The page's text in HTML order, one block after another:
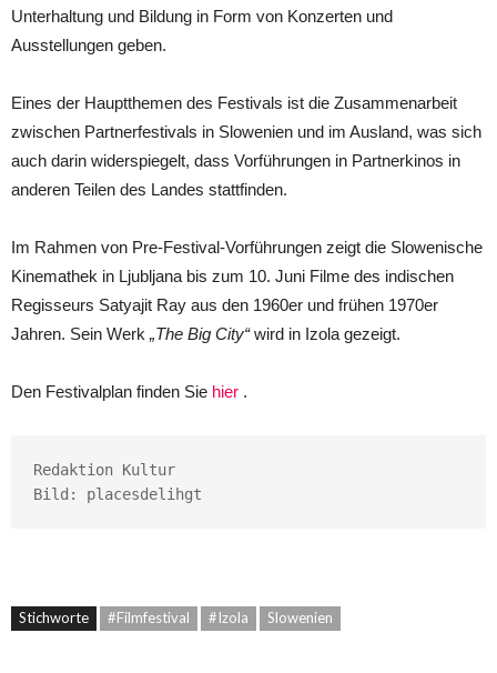
Unterhaltung und Bildung in Form von Konzerten und
Ausstellungen geben.
Eines der Hauptthemen des Festivals ist die Zusammenarbeit
zwischen Partnerfestivals in Slowenien und im Ausland, was sich
auch darin widerspiegelt, dass Vorführungen in Partnerkinos in
anderen Teilen des Landes stattfinden.
Im Rahmen von Pre-Festival-Vorführungen zeigt die Slowenische
Kinemathek in Ljubljana bis zum 10. Juni Filme des indischen
Regisseurs Satyajit Ray aus den 1960er und frühen 1970er
Jahren. Sein Werk „The Big City“wird in Izola gezeigt.
Den Festivalplan finden Sie hier .
Redaktion Kultur
Bild: placesdelihgt
Stichworte #Filmfestival #Izola Slowenien